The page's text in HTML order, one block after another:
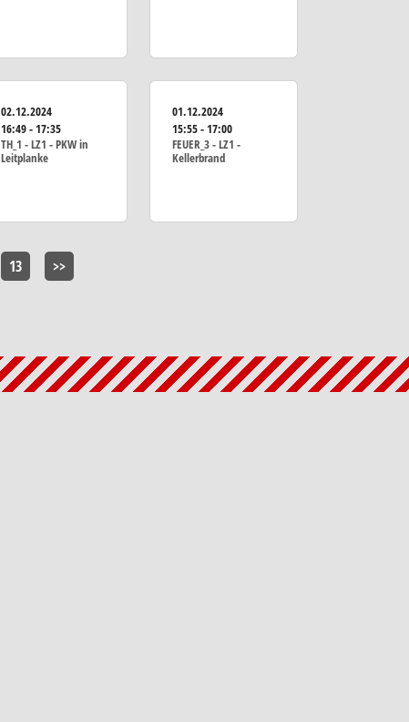
02.12.2024
16:49 - 17:35
TH_1 - LZ1 - PKW in
Leitplanke
01.12.2024
15:55 - 17:00
FEUER_3 - LZ1 -
Kellerbrand
13 >>